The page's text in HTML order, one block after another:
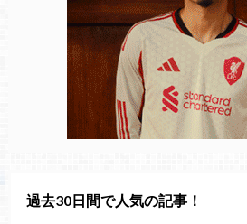
過去30日間で人気の記事！